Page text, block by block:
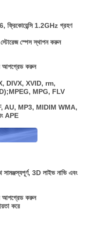
ফ্রিকোয়েন্সি 1.2GHz গ্রহণ
স্পেস স্থাপন করুন
আপগ্রেড করুন
DIVX, XVID, rm,
MPG, FLV
AU, MP3, MIDIM WMA,
APE
সামঞ্জস্যপূর্ণ, 3D লাইভ নাভি এবং
আপগ্রেড করুন
করে